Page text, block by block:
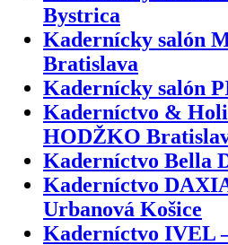
Bystrica
Kadernícky salón
Bratislava
Kadernícky salón
Kaderníctvo &
HODŽKO
Kaderníctvo Bella
Kaderníctvo
Urbanová Košice
Kaderníctvo IVEL